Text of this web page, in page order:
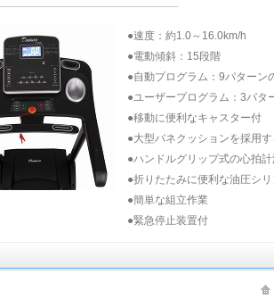
●速度：約1.0～16.0km/h
●電動傾斜：15段階
●自動プログラム：9パターン
●ユーザープログラム：3パタ
●移動に便利なキャスター付
●大型バネクッションを採用
●ハンドルグリップ式の心拍
●折りたたみに便利な油圧シ
●簡単な組立作業
●緊急停止装置付